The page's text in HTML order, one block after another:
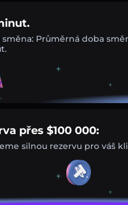
směna: Průměrná doba
přes $100 000:
silnou rezervu pro váš